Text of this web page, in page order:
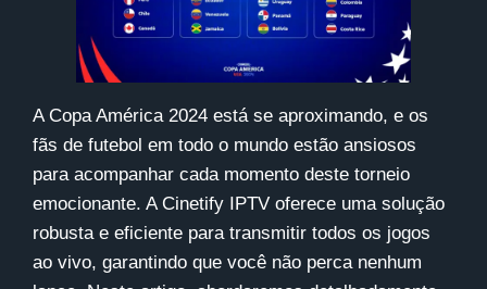
A Copa América 2024 está se aproximando, e os
fãs de futebol em todo o mundo estão ansiosos
para acompanhar cada momento deste torneio
emocionante. A Cinetify IPTV oferece uma solução
robusta e eficiente para transmitir todos os jogos
ao vivo, garantindo que você não perca nenhum